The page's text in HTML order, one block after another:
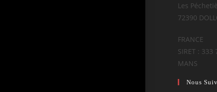
Les
72390
FRANCE
SIRET : 333
MANS
Nous